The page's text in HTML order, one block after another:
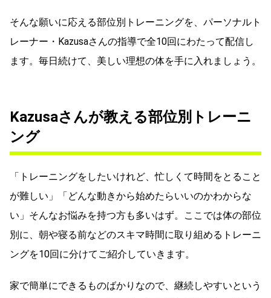
そんな願いに応える部位別トレーニングを、パーソナルト
レーナー・Kazusaさんの指導で全10回にわたって配信し
ます。毎日続けて、美しい理想の体を手に入れましょう。
Kazusaさんが教える部位別トレーニ
ング
「トレーニングをしたいけれど、忙しくて時間をとること
が難しい」「どんな動きから始めたらいいのかわからな
い」そんなお悩みを持つ方も多いはず。ここでは体の部位
別に、朝や寝る前などのスキマ時間に取り組めるトレーニ
ングを10回に分けてご紹介していきます。
家で簡単にできるものばかりなので、継続しやすいという